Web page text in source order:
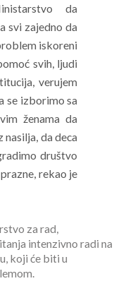
da
svi zajedno da
iskoreni
svih, ljudi
verujem
se izborimo sa
ženama da
da deca
društvo
rekao je
za rad,
intenzivno radi na
koji će biti u